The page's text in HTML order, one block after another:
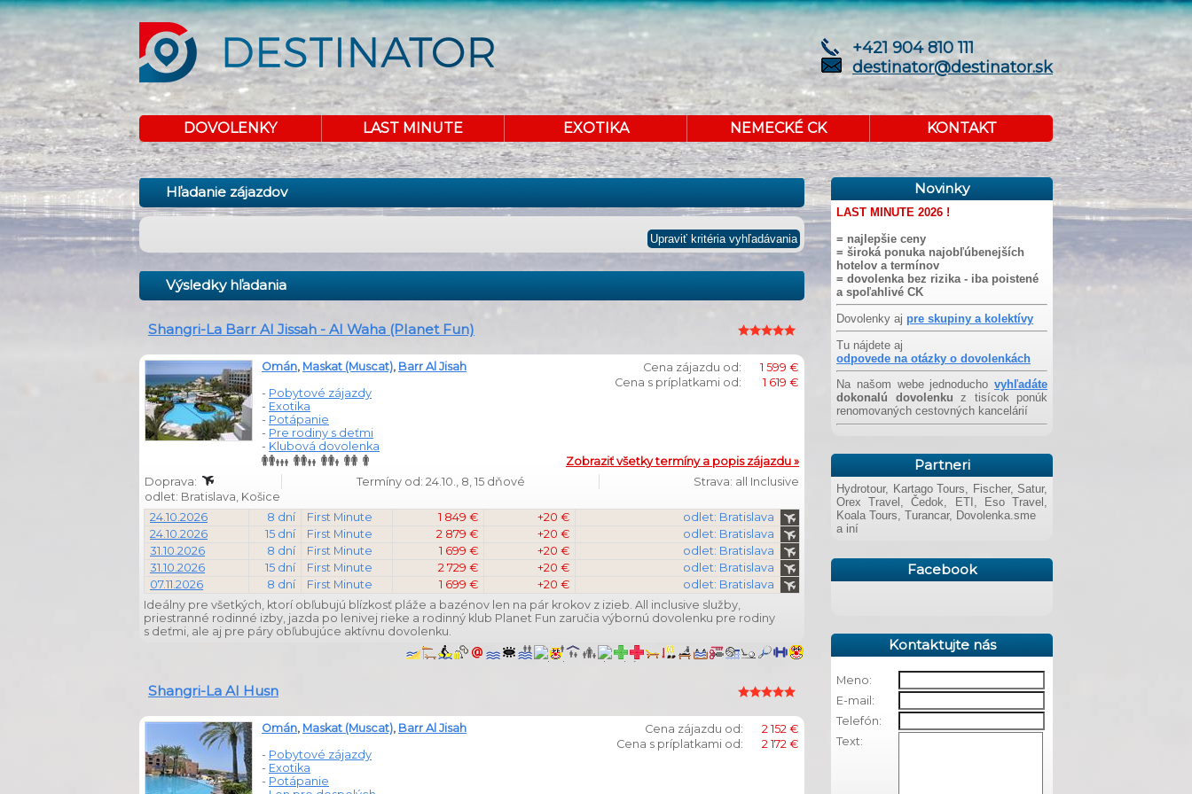
+421 904 810 111
destinator@destinator.sk
DOVOLENKY LAST MINUTE EXOTIKA NEMECKÉ CK KONTAKT
Hľadanie zájazdov
Výsledky hľadania
Shangri-La Barr Al Jissah - Al Waha (Planet Fun)
Cena zájazdu od:
1 599 €
Cena s príplatkami od:
1 619 €
Omán, Maskat (Muscat), Barr Al Jisah
- Pobytové zájazdy
- Exotika
- Potápanie
- Pre rodiny s deťmi
- Klubová dovolenka
Zobraziť všetky termíny a popis zájazdu »
Doprava:
Termíny od: 24.10., 8, 15 dňové
Strava: all Inclusive
odlet: Bratislava, Košice
24.10.2026
8 dní First Minute 1 849 € +20 €
odlet: Bratislava
24.10.2026
15 dní First Minute 2 879 € +20 €
odlet: Bratislava
31.10.2026
8 dní First Minute 1 699 € +20 €
odlet: Bratislava
31.10.2026
15 dní First Minute 2 729 € +20 €
odlet: Bratislava
07.11.2026
8 dní First Minute 1 699 € +20 €
odlet: Bratislava
Ideálny pre všetkých, ktorí obľubujú blízkosť pláže a bazénov len na pár krokov z izieb. All inclusive služby,
priestranné rodinné izby, jazda po lenivej rieke a rodinný klub Planet Fun zaručia výbornú dovolenku pre rodiny
s deťmi, ale aj pre páry obľubujúce aktívnu dovolenku.
Shangri-La Al Husn
Cena zájazdu od:
2 152 €
Cena s príplatkami od:
2 172 €
Omán, Maskat (Muscat), Barr Al Jisah
- Pobytové zájazdy
- Exotika
- Potápanie
Novinky
LAST MINUTE 2026 !
= najlepšie ceny
= široká ponuka najobľúbenejších
hotelov a termínov
= dovolenka bez rizika - iba poistené
a spoľahlivé CK
Dovolenky aj pre skupiny a kolektívy
Tu nájdete aj
odpovede na otázky o dovolenkách
Na našom webe jednoducho vyhľadáte
dokonalú dovolenku z tisícok ponúk
renomovaných cestovných kancelárií
Partneri
Hydrotour, Kartago Tours, Fischer, Satur,
Orex Travel, Čedok, ETI, Eso Travel,
Koala Tours, Turancar, Dovolenka.sme
a iní
Facebook
Kontaktujte nás
Meno:
E-mail:
Telefón:
Text: